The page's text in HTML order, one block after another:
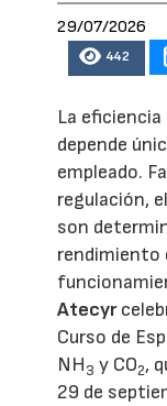
29/07/2026
442
La
depende
empleado.
regulación,
son
rendimiento
Atecyr
Curso de
NH3 y CO2,
29 de